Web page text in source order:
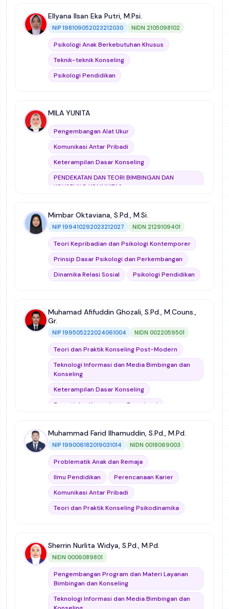
Ellyana Ilsan Eka Putri, M.Psi.
NIP 198109052023212030 NIDN 2105098102
Psikologi Anak Berkebutuhan Khusus
Teknik-teknik Konseling
Psikologi Pendidikan
MILA YUNITA
Pengembangan Alat Ukur
Komunikasi Antar Pribadi
Keterampilan Dasar Konseling
PENDEKATAN DAN TEORI BIMBINGAN DAN
KONSELING KOMUNITAS
National Conference
Teori dan Praktik Konseling Kognitif-Perilaku
Bimbingan dan Konseling Sekolah Menengah
Layanan Bimbingan dan Konseling untuk Adiksi
Teori dan Praktek Konseling Psikodinamika
Pendekatan dan Teori Bimbingan dan Konseling
Kelompok
Asesmen dalam Bimbingan dan Konseling
Analisis Pengubahan Tingkah Laku
Mikro Bimbingan dan Konseling (Micro Teaching)
Pengembangan Kepribadian
Analisis Data Kualitatif
Mimbar Oktaviana, S.Pd., M.Si.
NIP 199410292023212027 NIDN 2129109401
Teori Kepribadian dan Psikologi Kontemporer
Prinsip Dasar Psikologi dan Perkembangan
Dinamika Relasi Sosial
Psikologi Pendidikan
Muhamad Afifuddin Ghozali, S.Pd., M.Couns.,
Gr.
NIP 199505222024061004 NIDN 0022059501
Teori dan Praktik Konseling Post-Modern
Teknologi Informasi dan Media Bimbingan dan
Konseling
Keterampilan Dasar Konseling
Empati dan Kecerdasan Emosional
Pengembangan Program dan Materi Layanan
Bimbingan dan Konseling
Teori dan Praktik Konseling Humanistik
Manajemen Bimbingan dan Konseling
Ilmu Pendidikan
Bimbingan dan Konseling Keluarga
Mikro Bimbingan dan Konseling (Micro Teaching)
Dinamika Kelompok
Bahasa Inggris
Muhammad Farid Ilhamuddin, S.Pd., M.Pd.
NIP 199006182019031014 NIDN 0018069003
Problematik Anak dan Remaja
Ilmu Pendidikan
Perencanaan Karier
Komunikasi Antar Pribadi
Teori dan Praktik Konseling Psikodinamika
Mikro Bimbingan dan Konseling (Micro Teaching)
Sherrin Nurlita Widya, S.Pd., M.Pd.
NIDN 0006089801
Pengembangan Program dan Materi Layanan
Bimbingan dan Konseling
Teknologi Informasi dan Media Bimbingan dan